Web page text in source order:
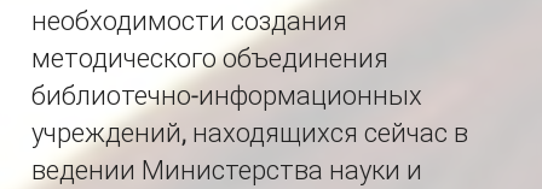
необходимости создания
методического объединения
библиотечно-информационных
учреждений, находящихся сейчас в
ведении Министерства науки и